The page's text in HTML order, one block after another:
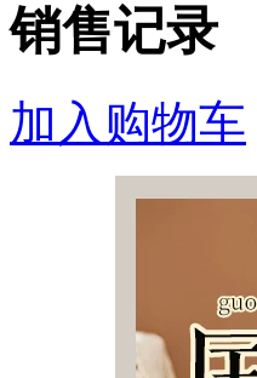
销售记录
加入购物车